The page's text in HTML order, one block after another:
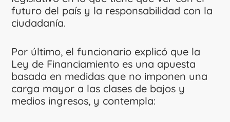
futuro del país y la responsabilidad con la
ciudadanía.
Por último, el funcionario explicó que la
Ley de Financiamiento es una apuesta
basada en medidas que no imponen una
carga mayor a las clases de bajos y
medios ingresos, y contempla: